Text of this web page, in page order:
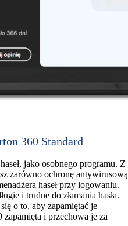
360 Standard
jako osobnego programu. Z
zarówno ochronę
haseł przy logowaniu.
i trudne do złamania hasła.
o to, aby zapamiętać je
i przechowa je za